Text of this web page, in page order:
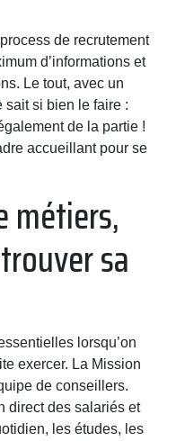
process de recrutement
d’informations et
Le tout, avec un
si bien le faire :
de la partie !
accueillant pour se
métiers,
sa
lorsqu’on
exercer. La Mission
de conseillers.
direct des salariés et
les études, les